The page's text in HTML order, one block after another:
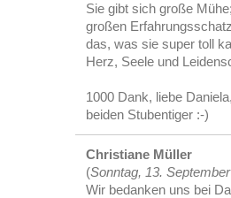
Sie gibt sich große
großen
das, was sie super toll
Herz, Seele und
1000 Dank, liebe
beiden Stubentiger :-)
Christiane Müller
(Sonntag, 13.
Wir bedanken uns bei